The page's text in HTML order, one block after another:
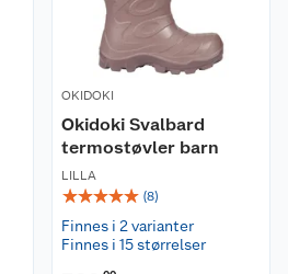
OKIDOKI
Okidoki Svalbard
termostøvler barn
LILLA
☆☆☆☆☆ (8)
Finnes i 2 varianter
Finnes i 15 størrelser